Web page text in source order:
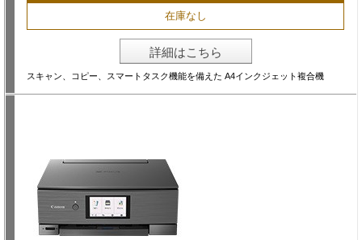
在庫なし
詳細はこちら
スキャン、コピー、スマートタスク機能を備えた A4インクジェット複合機